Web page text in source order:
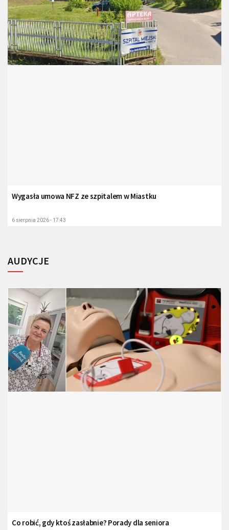
Wygasła umowa NFZ ze szpitalem w Miastku
6 sierpnia 2026 - 17:43
AUDYCJE
Co robić, gdy ktoś zasłabnie? Porady dla seniora